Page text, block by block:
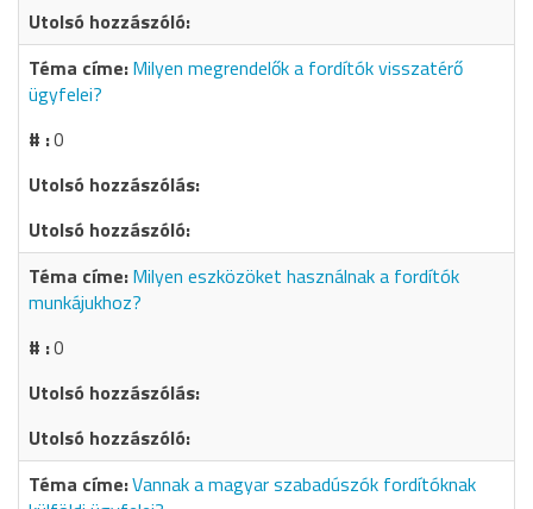
Milyen megrendelők a fordítók visszatérő
ügyfelei?
0
Milyen eszközöket használnak a fordítók
munkájukhoz?
0
Vannak a magyar szabadúszók fordítóknak